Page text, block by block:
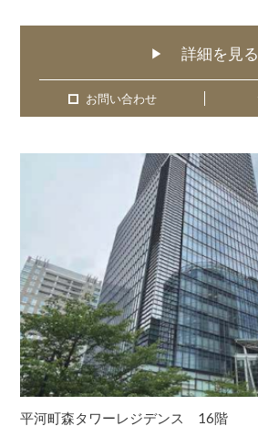
▶ 詳細を見る
お問い合わせ
お問い合わせ
平河町森タワーレジデンス 16階